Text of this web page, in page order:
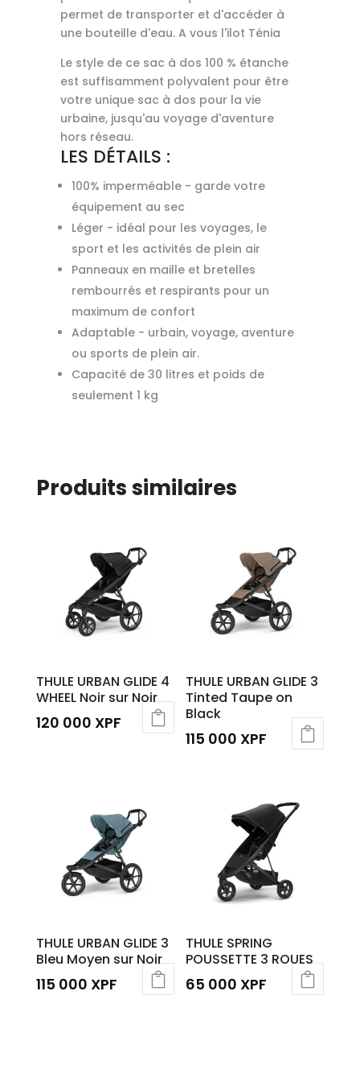
permet de transporter et d'accéder à
une bouteille d'eau. A vous l'ilot Ténia
Le style de ce sac à dos 100 % étanche
est suffisamment polyvalent pour être
votre unique sac à dos pour la vie
urbaine, jusqu'au voyage d'aventure
hors réseau.
LES DÉTAILS :
100% imperméable - garde votre
équipement au sec
Léger - idéal pour les voyages, le
sport et les activités de plein air
Panneaux en maille et bretelles
rembourrés et respirants pour un
maximum de confort
Adaptable - urbain, voyage, aventure
ou sports de plein air.
Capacité de 30 litres et poids de
seulement 1 kg
Produits similaires
THULE URBAN GLIDE 4
WHEEL Noir sur Noir
120 000 XPF
THULE URBAN GLIDE 3
Tinted Taupe on
Black
115 000 XPF
THULE URBAN GLIDE 3
Bleu Moyen sur Noir
115 000 XPF
THULE SPRING
POUSSETTE 3 ROUES
65 000 XPF